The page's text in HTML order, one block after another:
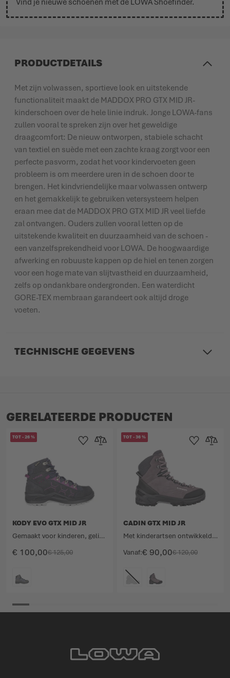
PRODUCTDETAILS
Met zijn volwassen, sportieve look en uitstekende
functionaliteit maakt de MADDOX PRO GTX MID JR-
kinderschoen over de hele linie indruk. Jonge LOWA-fans
zullen vooral te spreken zijn over het geweldige
draagcomfort: De nieuw ontworpen, stabiele schacht
van textiel en suède met een zachte kraag zorgt voor een
perfecte pasvorm, zodat het voor kindervoeten geen
probleem is om meerdere uren in de schoen door te
brengen. Het kindvriendelijke maar volwassen ontwerp
en het gemakkelijk te gebruiken vetersysteem helpen
eraan mee dat de MADDOX PRO GTX MID JR veel liefde
zal ontvangen. Ouders zullen vooral letten op de
uitstekende kwaliteit en duurzaamheid van de schoen -
een vanzelfsprekendheid voor LOWA. De hoogwaardige
afwerking en robuuste kappen op de hiel en tenen zorgen
voor een hoge mate van slijtvastheid en duurzaamheid,
zelfs op ondankbare ondergronden. Een waterdicht
GORE-TEX membraan garandeert ook altijd droge
voeten.
TECHNISCHE GEGEVENS
GERELATEERDE PRODUCTEN
TOT-26%
€ 100,00€ 125,00
KODY EVO GTX MID JR
Gemaakt voor kinderen, geliefd door kinderen.
Toevoegen aan verlanglijst
Toevoegen om te vergelijken
TOT-36%
Vanaf € 90,00€ 120,00
CADIN GTX MID JR
Met kinderartsen ontwikkelde trekkingschoen.
Toevoegen